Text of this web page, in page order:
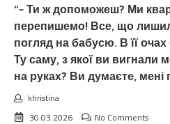
“– Ти ж допоможеш? Ми
перепишемо! Все, що
погляд на бабусю. В її
Ту саму, з якої ви вигнали
на руках? Ви думаєте, мені
khristina
30.03.2026
No Comments